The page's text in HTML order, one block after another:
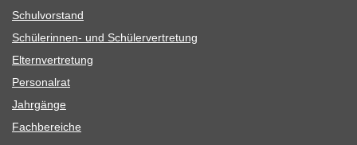
Schul­vor­stand
Schü­le­rin­nen- und Schülervertretung
Eltern­ver­tre­tung
Per­so­nal­rat
Jahr­gänge
Fach­be­rei­che